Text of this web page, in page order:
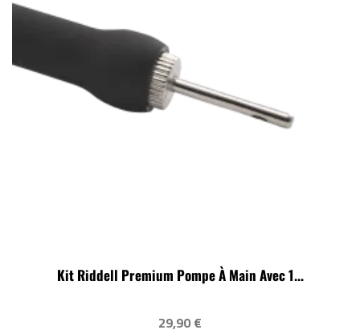
Kit Riddell Premium Pompe À Main Avec 1...
29,90 €